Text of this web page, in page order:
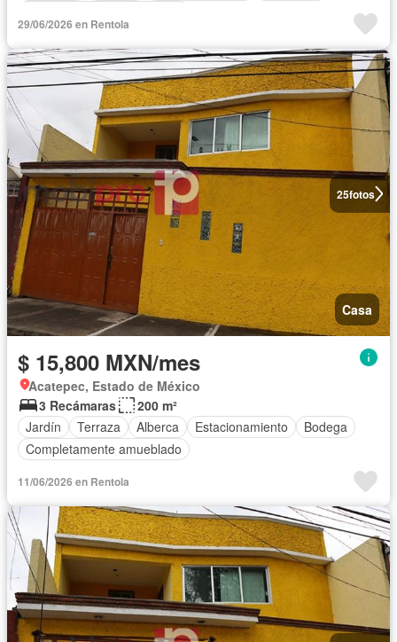
29/06/2026 en Rentola
25fotos
Casa
$ 15,800 MXN/mes
Acatepec, Estado de México
3 Recámaras
200 m²
Jardín
Terraza Alberca Estacionamiento
Bodega
Completamente amueblado
11/06/2026 en Rentola